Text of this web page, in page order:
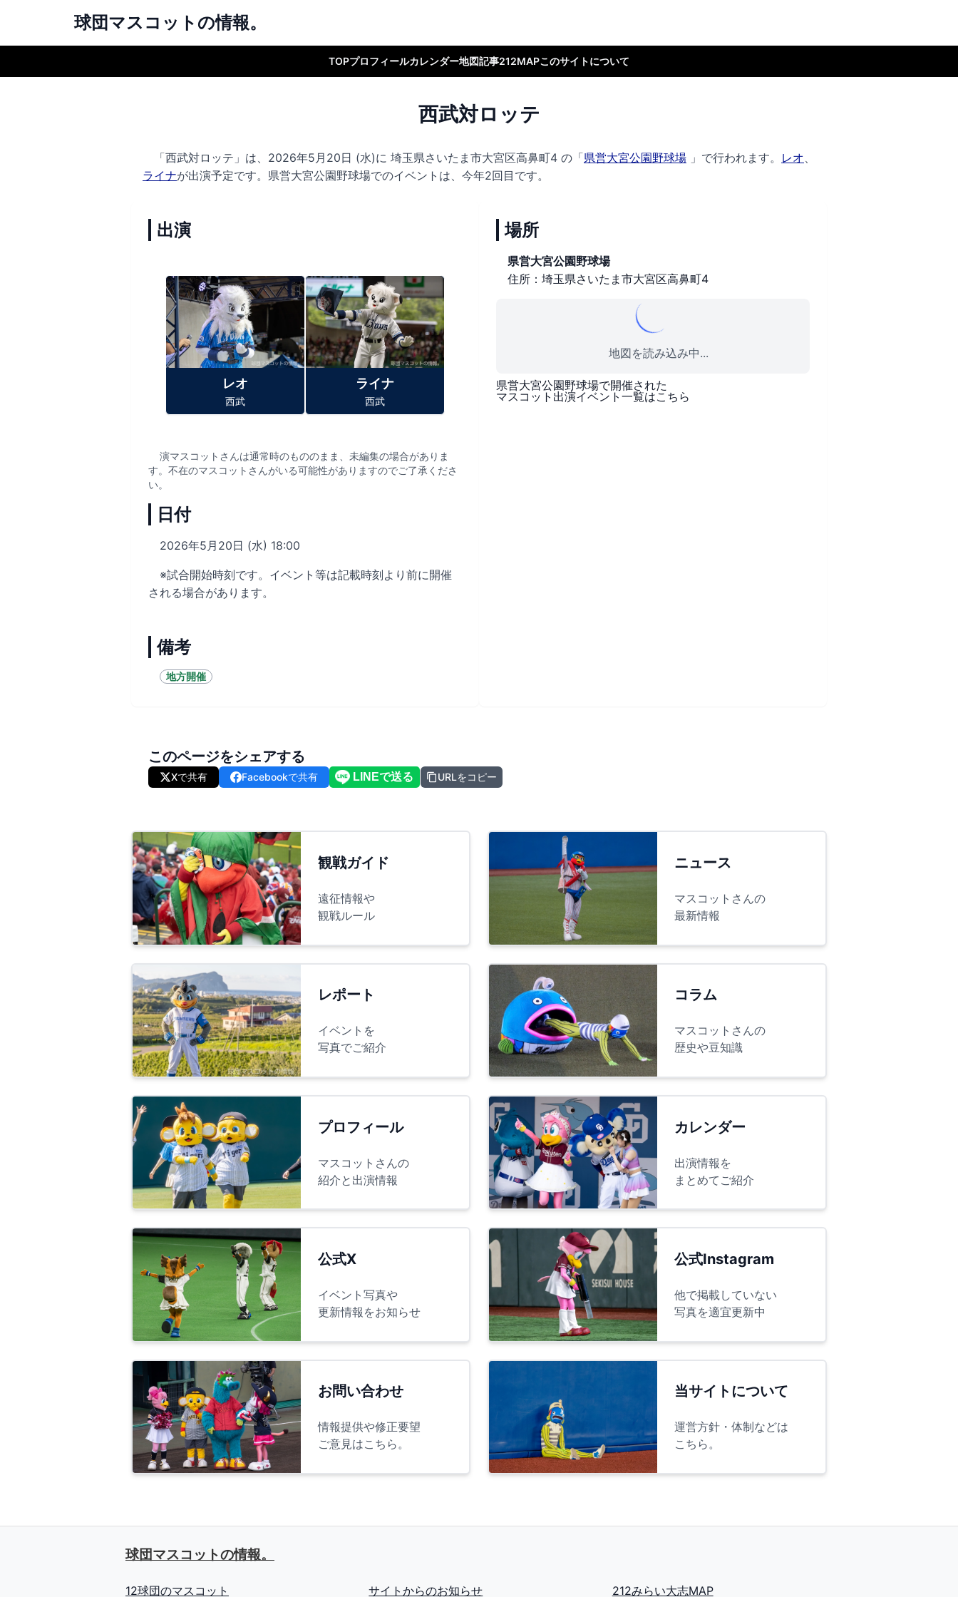
球団マスコットの情報。
TOPプロフィールカレンダー地図記事212MAPこのサイトについて
西武対ロッテ
「西武対ロッテ」は、2026年5月20日 (水)に 埼玉県さいたま市大宮区高鼻町4 の 「県営大宮公園野球場 」で行われます。 レオ、
ライナが出演予定です。 県営大宮公園野球場でのイベントは、今年2回目です。
出演
レオ
西武
ライナ
西武
演マスコットさんは通常時のもののまま、未編集の場合がありま
す。不在のマスコットさんがいる可能性がありますのでご了承くださ
い。
日付
2026年5月20日 (水) 18:00
※試合開始時刻です。イベント等は記載時刻より前に開催
される場合があります。
備考
地方開催
場所
県営大宮公園野球場
住所：埼玉県さいたま市大宮区高鼻町4
地図を読み込み中...
県営大宮公園野球場で開催された
マスコット出演イベント一覧はこちら
このページをシェアする
Xで共有 Facebookで共有 URLをコピー
観戦ガイド
遠征情報や
観戦ルール
ニュース
マスコットさんの
最新情報
レポート
イベントを
写真でご紹介
コラム
マスコットさんの
歴史や豆知識
プロフィール
マスコットさんの
紹介と出演情報
カレンダー
出演情報を
まとめてご紹介
公式X
イベント写真や
更新情報をお知らせ
公式Instagram
他で掲載していない
写真を適宜更新中
お問い合わせ
情報提供や修正要望
ご意見はこちら。
当サイトについて
運営方針・体制などは
こちら。
球団マスコットの情報。
12球団のマスコット サイトからのお知らせ 212みらい大志MAP